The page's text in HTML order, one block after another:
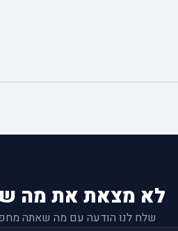
לא מצאת את מה
שלח לנו הודעה עם מה שאתה